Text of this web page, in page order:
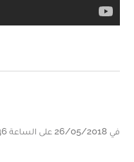
في 26/05/2018 على الساعة 22:46